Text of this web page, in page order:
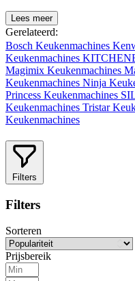
Lees meer
Gerelateerd:
Bosch Keukenmachines
Keukenmachines
Magimix Keukenmachines
Keukenmachines Ninja
Princess Keukenmachines
Keukenmachines Tristar
Keukenmachines
Filters
Filters
Sorteren
Prijsbereik